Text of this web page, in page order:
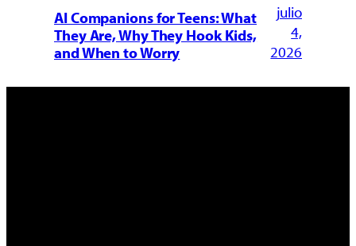
AI Companions for Teens: What
They Are, Why They Hook Kids,
and When to Worry
julio
4,
2026